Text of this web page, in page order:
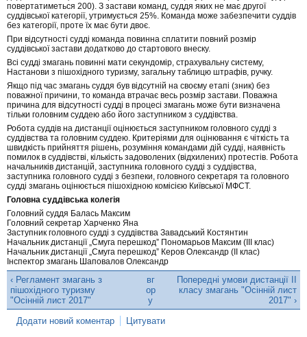
повертатиметься 200). З застави команд, суддя яких не має другої
суддівської категорії, утримується 25%. Команда може забезпечити суддів
без категорії, проте їх має бути двоє.
При відсутності судді команда повинна сплатити повний розмір
суддівської застави додатково до стартового внеску.
Всі судді змагань повинні мати секундомір, страхувальну систему,
Настанови з пішохідного туризму, загальну таблицю штрафів, ручку.
Якщо під час змагань суддя був відсутній на своєму етапі (зник) без
поважної причини, то команда втрачає весь розмір застави. Поважна
причина для відсутності судді в процесі змагань може бути визначена
тільки головним суддею або його заступником з суддівства.
Робота суддів на дистанції оцінюється заступником головного судді з
суддівства та головним суддею. Критеріями для оцінювання є чіткість та
швидкість прийняття рішень, розуміння командами дій судді, наявність
помилок в суддівстві, кількість задоволених (відхилених) протестів. Робота
начальників дистанцій, заступника головного судді з суддівства,
заступника головного судді з безпеки, головного секретаря та головного
судді змагань оцінюється пішохідною комісією Київської МФСТ.
Головна суддівська колегія
Головний суддя Балась Максим
Головний секретар Харченко Яна
Заступник головного судді з суддівства Завадський Костянтин
Начальник дистанції „Смуга перешкод” Пономарьов Максим (ІІІ клас)
Начальник дистанції „Смуга перешкод” Керов Олександр (ІІ клас)
Інспектор змагань Шаповалов Олександр
‹ Регламент змагань з
пішохідного туризму
"Осінній лист 2017"
вг
ор
у
Попередні умови дистанції ІІ
класу змагань "Осінній лист
2017" ›
Додати новий коментар
Цитувати